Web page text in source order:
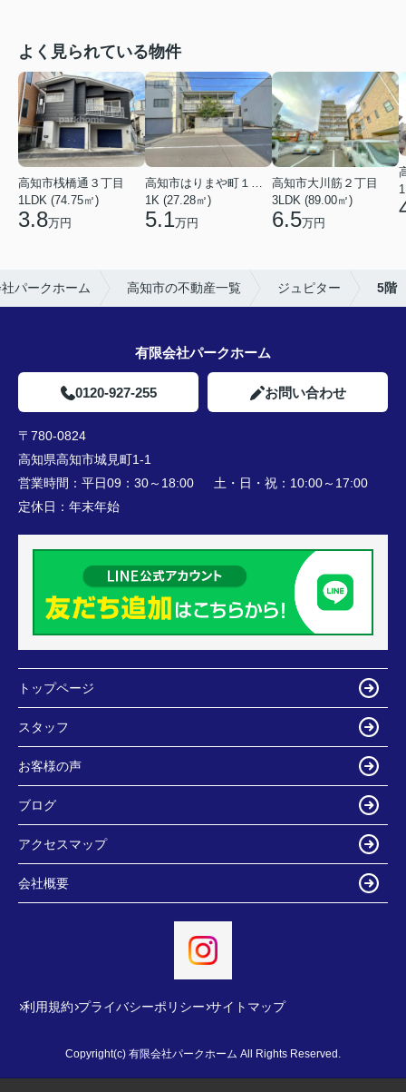
よく見られている物件
高知市桟橋通３丁目
1LDK (74.75㎡)
3.8万円
高知市はりまや町１丁目
1K (27.28㎡)
5.1万円
高知市大川筋２丁目
3LDK (89.00㎡)
6.5万円
パークホーム 高知市の不動産一覧 ジュピター 5階
有限会社パークホーム
0120-927-255 お問い合わせ
〒780-0824
高知県高知市城見町1-1
営業時間： 平日09：30～18:00 土・日・祝：10:00～17:00
定休日： 年末年始
トップページ
スタッフ
お客様の声
ブログ
アクセスマップ
会社概要
利用規約 プライバシーポリシー サイトマップ
Copyright(c) 有限会社パークホーム All Rights Reserved.